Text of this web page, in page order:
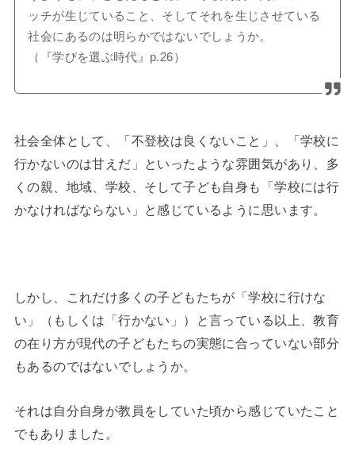
ッチが生じていること、そしてそれを生じさせている
社会にあるのは明らかではないでしょうか。
（『学びを選ぶ時代』p.26）
社会全体として、「不登校は良くないこと」、「学校に
行かないのは甘えだ」といったような雰囲気があり、多
くの親、地域、学校、そして子ども自身も「学校には行
かなければならない」と感じているように思います。
しかし、これだけ多くの子どもたちが「学校に行けな
い」（もしくは「行かない」）と言っている以上、教育
の在り方が現代の子どもたちの実態に合っていない部分
もあるのではないでしょうか。
それは自分自身が教員をしていた頃から感じていたこと
でもありました。